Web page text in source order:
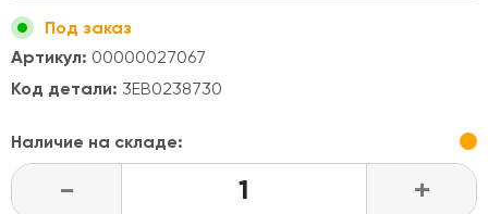
Под заказ
Артикул: 00000027067
Код детали: 3EB0238730
Наличие на складе:
- +